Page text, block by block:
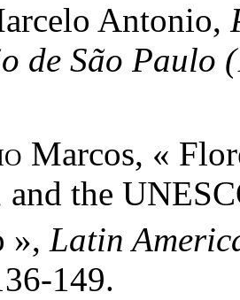
Antonio,
de São Paulo
Marcos, «
and the
», Latin
149.